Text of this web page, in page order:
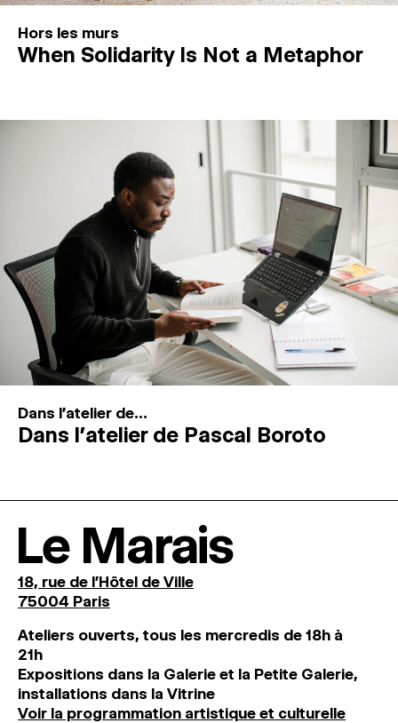
Hors les murs
When Solidarity Is Not a Metaphor
Dans l'atelier de...
Dans l’atelier de Pascal Boroto
Le Marais
18, rue de l'Hôtel de Ville
75004 Paris
Ateliers ouverts, tous les mercredis de 18h à
21h
Expositions dans la Galerie et la Petite Galerie,
installations dans la Vitrine
Voir la programmation artistique et culturelle